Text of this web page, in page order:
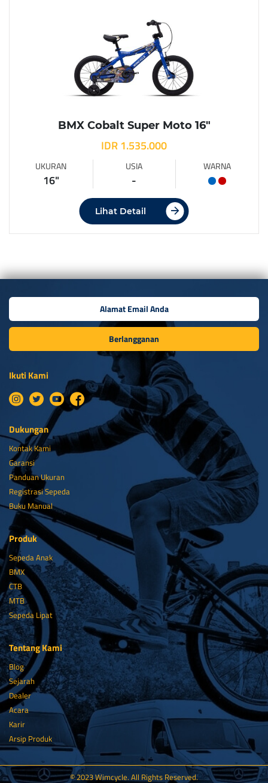
BMX Cobalt Super Moto 16″
IDR 1.535.000
UKURAN
16"
USIA
-
WARNA
Lihat Detail
Berlangganan
Ikuti Kami
Dukungan
Kontak Kami
Garansi
Panduan Ukuran
Registrasi Sepeda
Buku Manual
Produk
Sepeda Anak
BMX
CTB
MTB
Sepeda Lipat
Tentang Kami
Blog
Sejarah
Dealer
Acara
Karir
Arsip Produk
© 2023 Wimcycle. All Rights Reserved.